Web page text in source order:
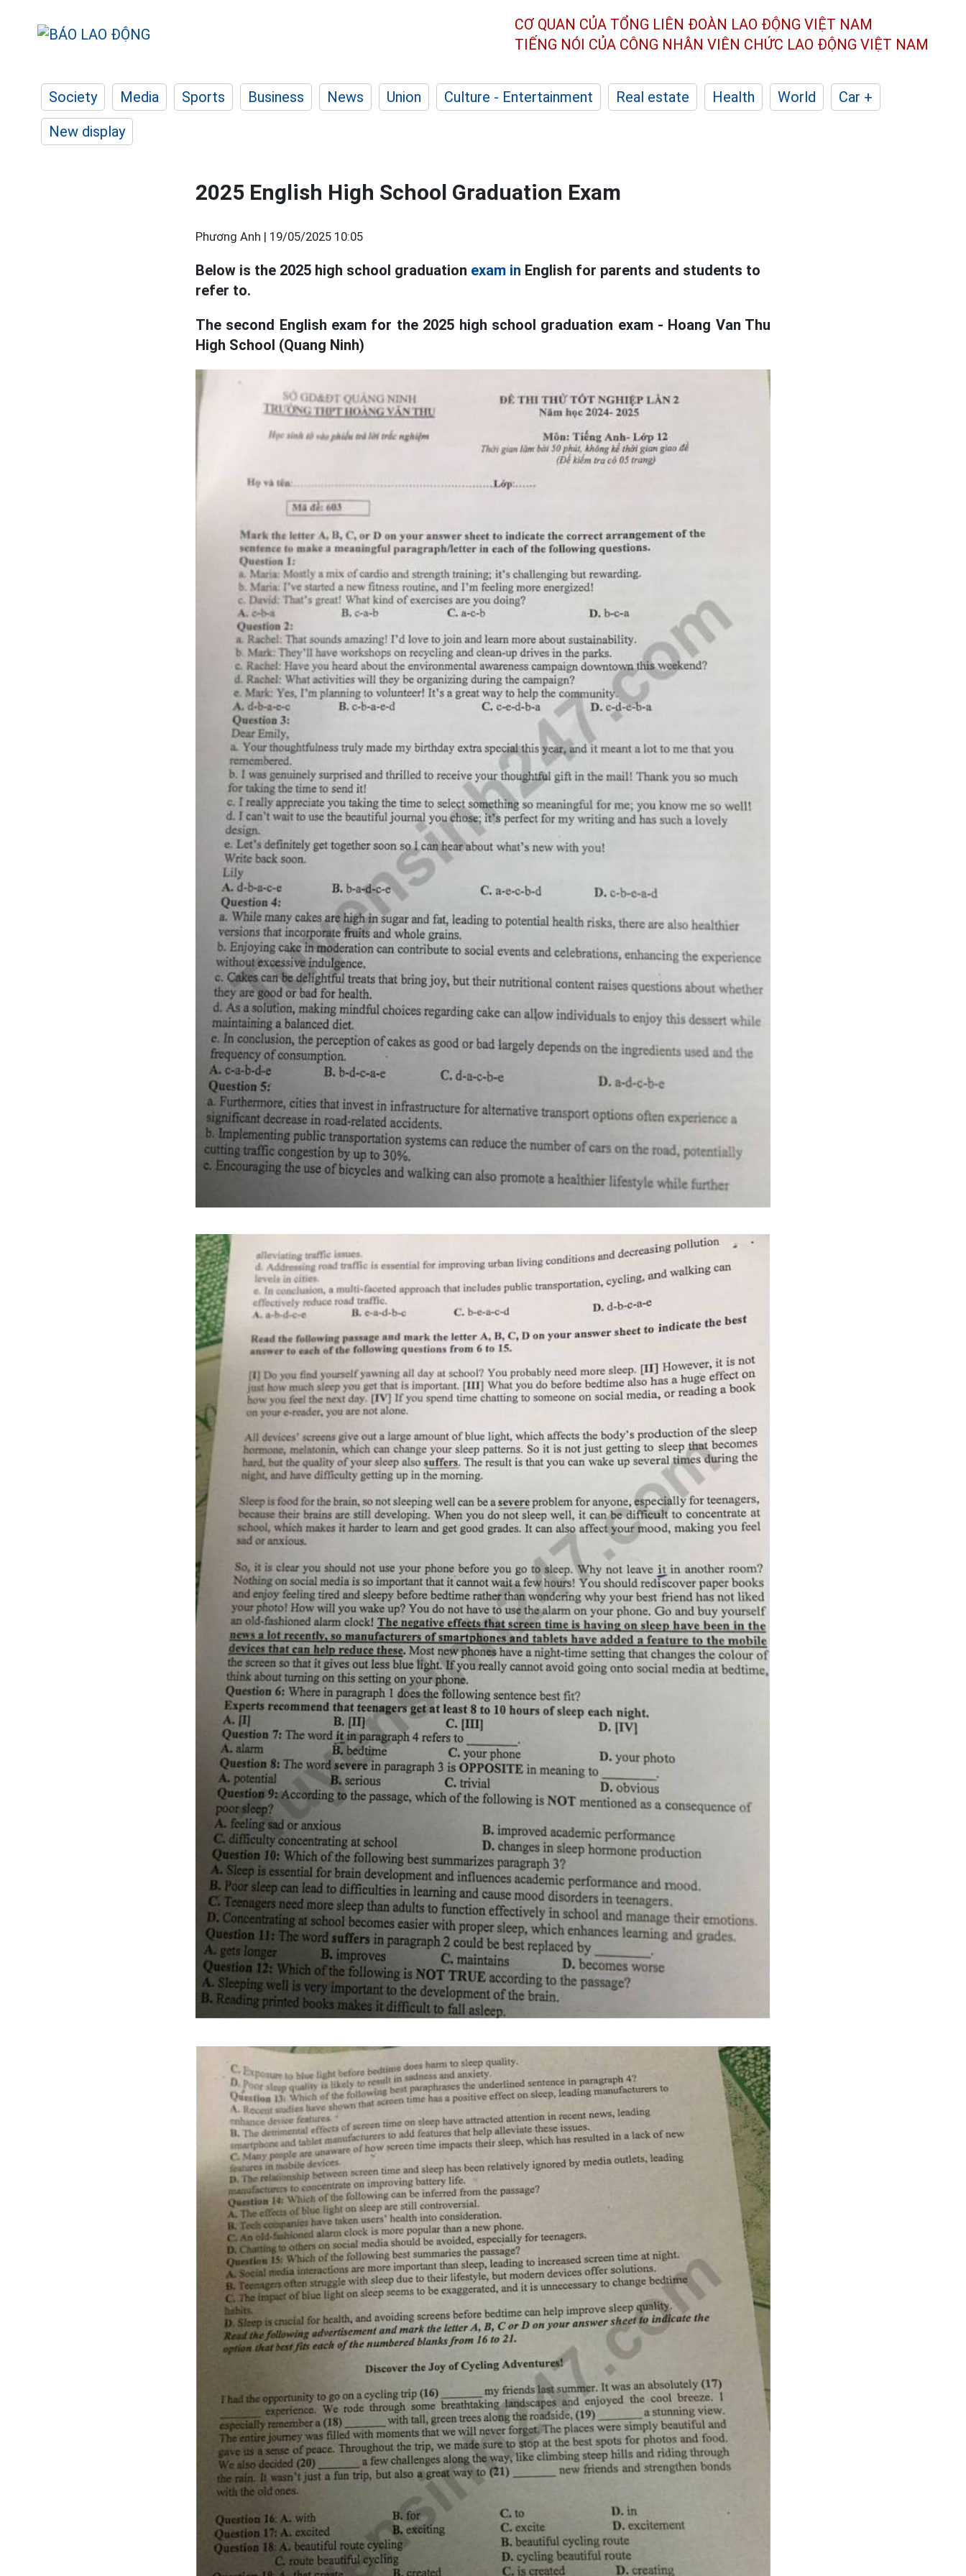
CƠ QUAN CỦA TỔNG LIÊN ĐOÀN LAO ĐỘNG VIỆT NAM
TIẾNG NÓI CỦA CÔNG NHÂN VIÊN CHỨC LAO ĐỘNG VIỆT NAM
Society Media Sports Business News Union Culture - Entertainment Real estate Health World
Car +
New display
2025 English High School Graduation Exam
Phương Anh | 19/05/2025 10:05
Below is the 2025 high school graduation exam in English for parents and students to
refer to.
The second English exam for the 2025 high school graduation exam - Hoang Van Thu
High School (Quang Ninh)